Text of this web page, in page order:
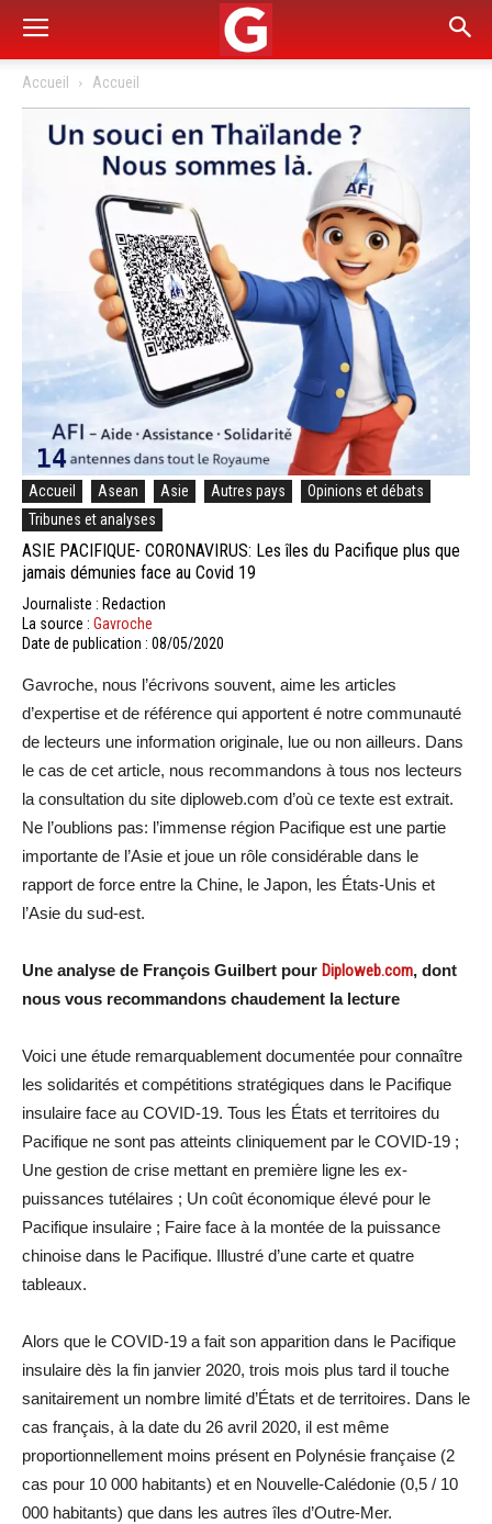
Accueil Accueil
Accueil Asean Asie Autres pays
Opinions et débats
Tribunes et analyses
ASIE PACIFIQUE- CORONAVIRUS: Les îles du Pacifique plus que
jamais démunies face au Covid 19
Journaliste : Redaction
La source : Gavroche
Date de publication : 08/05/2020
Gavroche, nous l’écrivons souvent, aime les articles
d’expertise et de référence qui apportent é notre communauté
de lecteurs une information originale, lue ou non ailleurs. Dans
le cas de cet article, nous recommandons à tous nos lecteurs
la consultation du site diploweb.com d’où ce texte est extrait.
Ne l’oublions pas: l’immense région Pacifique est une partie
importante de l’Asie et joue un rôle considérable dans le
rapport de force entre la Chine, le Japon, les États-Unis et
l’Asie du sud-est.
Une analyse de François Guilbert pour Diploweb.com, dont
nous vous recommandons chaudement la lecture
Voici une étude remarquablement documentée pour connaître
les solidarités et compétitions stratégiques dans le Pacifique
insulaire face au COVID-19. Tous les États et territoires du
Pacifique ne sont pas atteints cliniquement par le COVID-19 ;
Une gestion de crise mettant en première ligne les ex-
puissances tutélaires ; Un coût économique élevé pour le
Pacifique insulaire ; Faire face à la montée de la puissance
chinoise dans le Pacifique. Illustré d’une carte et quatre
tableaux.
Alors que le COVID-19 a fait son apparition dans le Pacifique
insulaire dès la fin janvier 2020, trois mois plus tard il touche
sanitairement un nombre limité d’États et de territoires. Dans le
cas français, à la date du 26 avril 2020, il est même
proportionnellement moins présent en Polynésie française (2
cas pour 10 000 habitants) et en Nouvelle-Calédonie (0,5 / 10
000 habitants) que dans les autres îles d’Outre-Mer.